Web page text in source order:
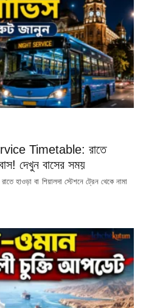
Timetable: রাতে
দেখুন বাসের সময়
হাওড়া বা শিয়ালদা স্টেশনে ট্রেন থেকে নামা